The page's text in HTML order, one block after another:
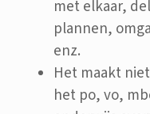
met elkaar,
plannen,
enz.
Het maakt
het po, vo,